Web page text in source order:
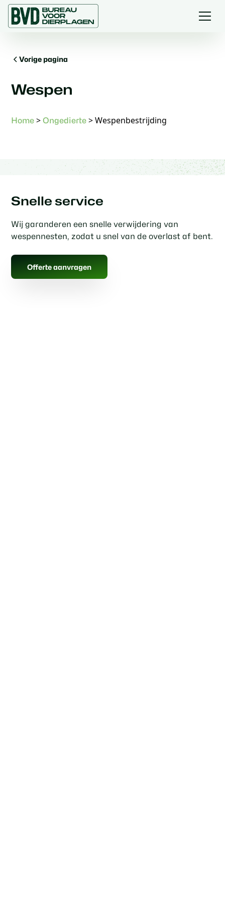
Vorige pagina
Wespen
Home >Ongedierte >Wespenbestrijding
Snelle service
Wij garanderen een snelle verwijdering van
wespennesten, zodat u snel van de overlast af bent.
Offerte aanvragen